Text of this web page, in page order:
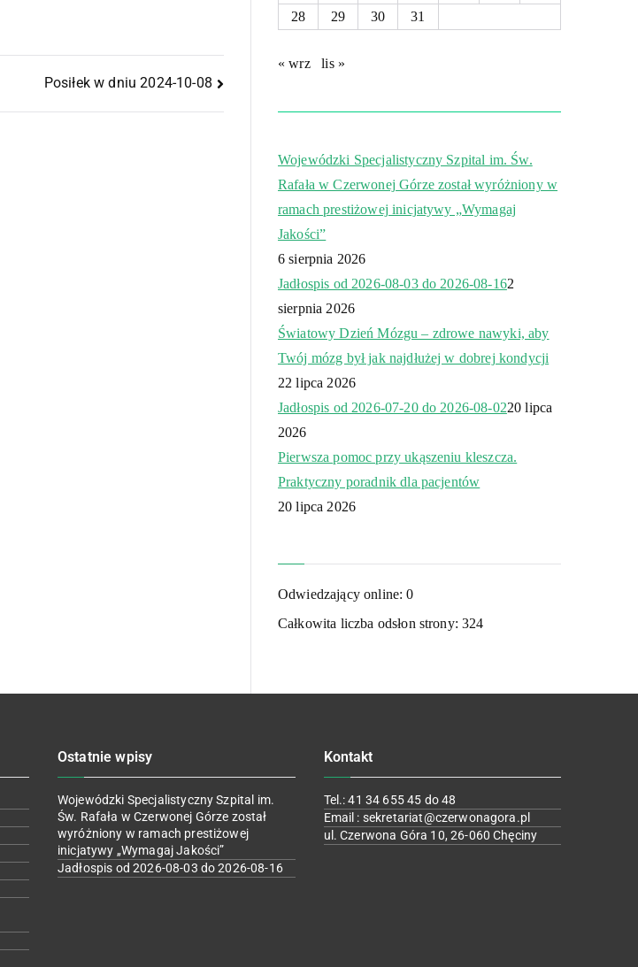
Posiłek w dniu 2024-10-08
28
29 30 31
« wrz lis »
Wojewódzki Specjalistyczny Szpital im. Św.
Rafała w Czerwonej Górze został wyróżniony w
ramach prestiżowej inicjatywy „Wymagaj
Jakości”
6 sierpnia 2026
Jadłospis od 2026-08-03 do 2026-08-162
sierpnia 2026
Światowy Dzień Mózgu – zdrowe nawyki, aby
Twój mózg był jak najdłużej w dobrej kondycji
22 lipca 2026
Jadłospis od 2026-07-20 do 2026-08-0220 lipca
2026
Pierwsza pomoc przy ukąszeniu kleszcza.
Praktyczny poradnik dla pacjentów
20 lipca 2026
Odwiedzający online:0
Całkowita liczba odsłon strony:324
Ostatnie wpisy
Wojewódzki Specjalistyczny Szpital im.
Św. Rafała w Czerwonej Górze został
wyróżniony w ramach prestiżowej
inicjatywy „Wymagaj Jakości”
Jadłospis od 2026-08-03 do 2026-08-16
Kontakt
Tel.: 41 34 655 45 do 48
Email : sekretariat@czerwonagora.pl
ul. Czerwona Góra 10, 26-060 Chęciny